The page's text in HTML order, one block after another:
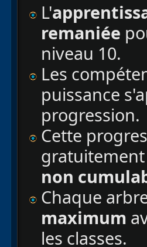
L'
remaniée
niveau 10.
Les
puissance
progression.
Cette
gratuitement
non
Chaque
maximum
les classes.